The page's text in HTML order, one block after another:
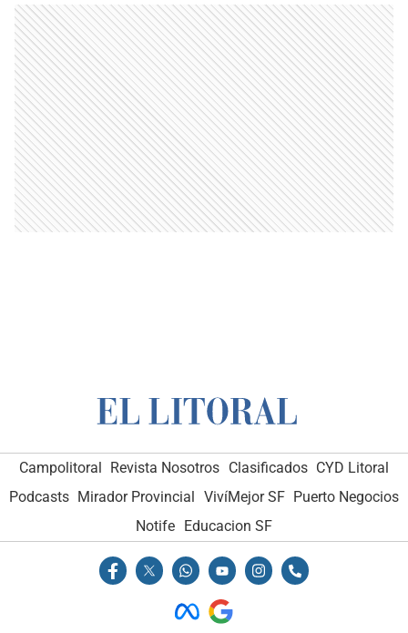
Campolitoral Revista Nosotros Clasificados CYD Litoral
Podcasts Mirador Provincial VivíMejor SF Puerto Negocios
Notife
Educacion SF